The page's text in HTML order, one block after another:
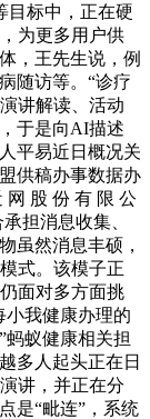
目标中，正在硬
为更多用户供
，王先生说，例
随访等。“诊疗
讲解读、活动
于是向AI描述
平易近日概况关
供稿办事数据办
网 股 份 有 限 公
担消息收集、
虽然消息丰硕，
式。该模子正
面对多方面挑
小我健康办理的
蚂蚁健康相关担
多人起头正在日
讲，并正在分
是“毗连”，系统